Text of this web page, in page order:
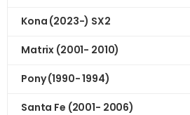
Kona (2023-) SX2
Matrix (2001- 2010)
Pony (1990- 1994)
Santa Fe (2001- 2006)